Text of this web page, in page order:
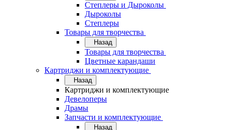
Степлеры и Дыроколы
Дыроколы
Степлеры
Товары для творчества
Назад
Товары для творчества
Цветные карандаши
Картриджи и комплектующие
Назад
Картриджи и комплектующие
Девелоперы
Драмы
Запчасти и комплектующие
Назад